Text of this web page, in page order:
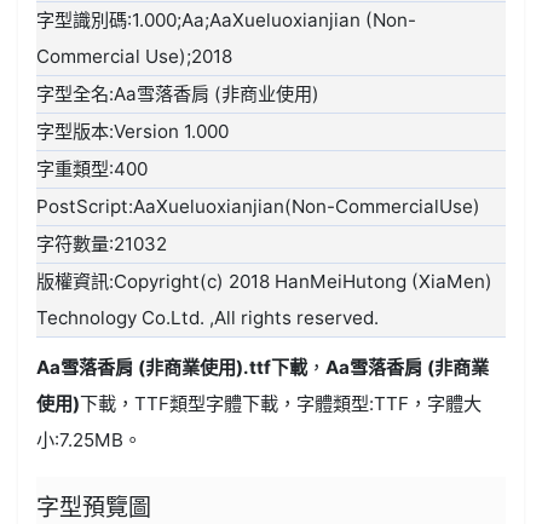
字型識別碼:1.000;Aa;AaXueluoxianjian (Non-
Commercial Use);2018
字型全名:Aa雪落香肩 (非商业使用)
字型版本:Version 1.000
字重類型:400
PostScript:AaXueluoxianjian(Non-CommercialUse)
字符數量:21032
版權資訊:Copyright(c) 2018 HanMeiHutong (XiaMen)
Technology Co.Ltd. ,All rights reserved.
Aa雪落香肩 (非商業使用).ttf下載，Aa雪落香肩 (非商業
使用)下載，TTF類型字體下載，字體類型:TTF ，字體大
小:7.25MB。
字型預覽圖